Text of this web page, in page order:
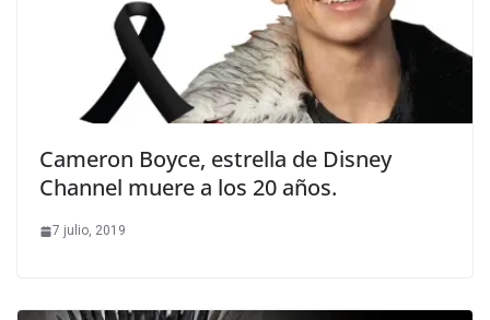
Cameron Boyce, estrella de Disney
Channel muere a los 20 años.
7 julio, 2019